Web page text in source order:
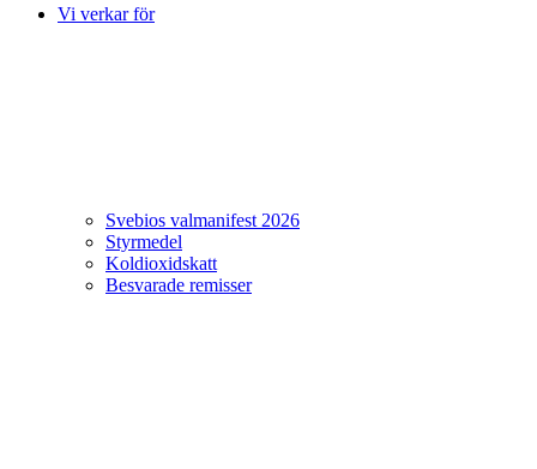
Vi verkar för
Svebios valmanifest 2026
Styrmedel
Koldioxidskatt
Besvarade remisser